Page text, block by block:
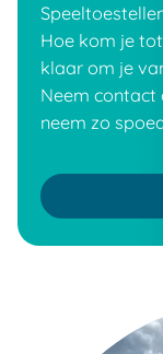
Hoe kom je
klaar om je
Neem contact
neem zo